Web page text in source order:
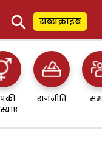
⚲ सब्सक्राइब
राजनीति